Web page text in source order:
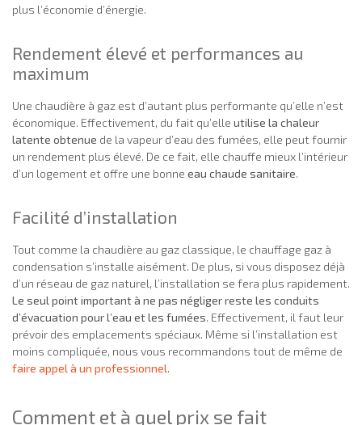
plus l’économie d’énergie.
Rendement élevé et performances au
maximum
Une chaudière à gaz est d’autant plus performante qu’elle n’est
économique. Effectivement, du fait qu’elle utilise la chaleur
latente obtenue de la vapeur d’eau des fumées, elle peut fournir
un rendement plus élevé. De ce fait, elle chauffe mieux l’intérieur
d’un logement et offre une bonne eau chaude sanitaire.
Facilité d’installation
Tout comme la chaudière au gaz classique, le chauffage gaz à
condensation s’installe aisément. De plus, si vous disposez déjà
d’un réseau de gaz naturel, l’installation se fera plus rapidement.
Le seul point important à ne pas négliger reste les conduits
d’évacuation pour l’eau et les fumées. Effectivement, il faut leur
prévoir des emplacements spéciaux. Même si l’installation est
moins compliquée, nous vous recommandons tout de même de
faire appel à un professionnel.
Comment et à quel prix se fait